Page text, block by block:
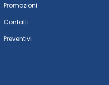
Promozioni
Contatti
Preventivi